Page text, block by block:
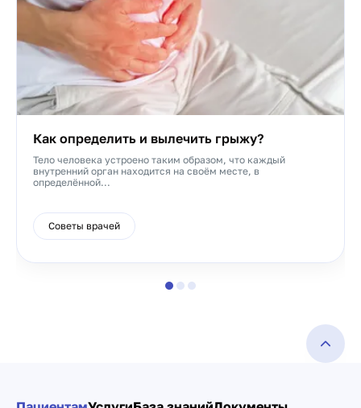
Как определить и вылечить грыжу?
Тело человека устроено таким образом, что каждый
внутренний орган находится на своём месте, в
определённой...
Советы врачей